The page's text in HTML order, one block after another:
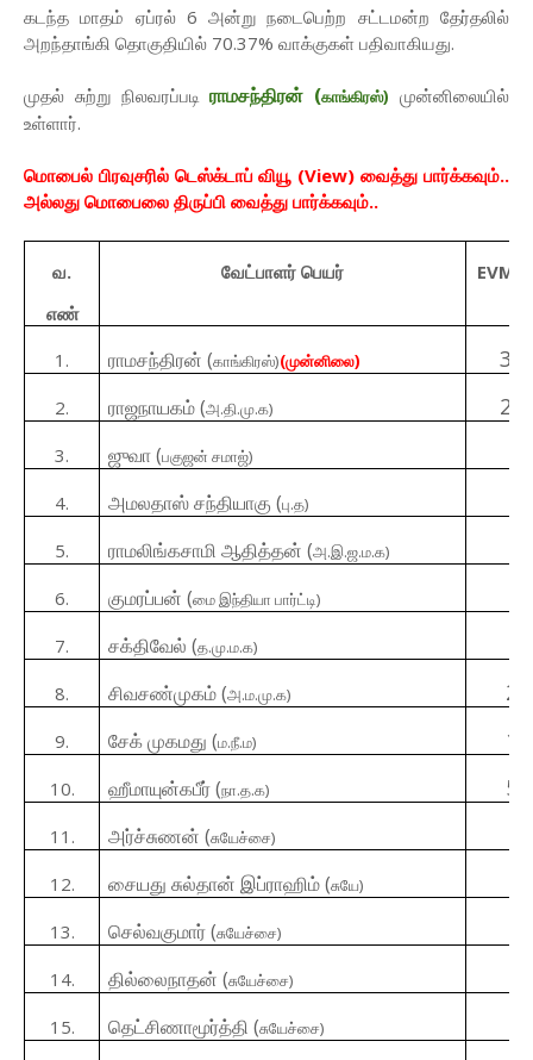
கடந்த மாதம் ஏப்ரல் 6 அன்று நடைபெற்ற சட்டமன்ற தேர்தலில்
அறந்தாங்கி தொகுதியில் 70.37% வாக்குகள் பதிவாகியது.
முதல் சுற்று நிலவரப்படிராமசந்திரன் (காங்கிரஸ்) முன்னிலையில்
உள்ளார்.
மொபைல் பிரவுசரில் டெஸ்க்டாப் வியூ (View) வைத்து பார்க்கவும்..
அல்லது மொபைலை திருப்பி வைத்து பார்க்கவும்..
வ.
எண்
வேட்பாளர் பெயர் EVM
1. ராமசந்திரன் (காங்கிரஸ்)(முன்னிலை)
2. ராஜநாயகம்(அ.தி.மு.க)
3. ஜுவா(பகுஜன் சமாஜ்)
4. அமலதாஸ் சந்தியாகு (பு.த)
5. ராமலிங்கசாமி ஆதித்தன்(அ.இ.ஜ.ம.க)
6. குமரப்பன் (மை இந்தியா பார்ட்டி)
7. சக்திவேல் (த.மு.ம.க)
8. சிவசண்முகம்(அ.ம.மு.க)
9. சேக் முகமது (ம.நீ.ம)
10. ஹீமாயுன்கபீர்(நா.த.க)
11 . அர்ச்சுணன் (சுயேச்சை)
12. சையது சுல்தான் இப்ராஹிம்(சுயே)
13. செல்வகுமார்(சுயேச்சை)
14. தில்லைநாதன் (சுயேச்சை)
15. தெட்சிணாமூர்த்தி (சுயேச்சை)